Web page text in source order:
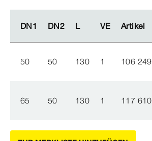
DN1 DN2 L VE Artikel
DN1 DN2 L VE Artikel
50 50 130 1 106 249
65 50 130 1 117 610